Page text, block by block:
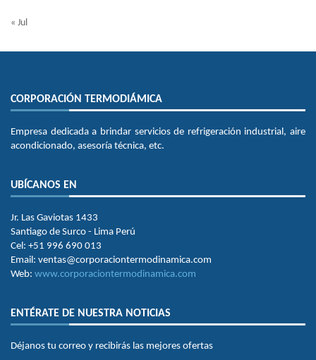
« Jul
CORPORACIÓN TERMODIÁMICA
Empresa dedicada a brindar servicios de refrigeración industrial, aire
acondicionado, asesoría técnica, etc.
UBÍCANOS EN
Jr. Las Gaviotas 1433
Santiago de Surco - Lima Perú
Cel: +51 996 690 013
Email: ventas@corporaciontermodinamica.com
Web: www.corporaciontermodinamica.com
ENTÉRATE DE NUESTRA NOTICIAS
Déjanos tu correo y recibirás las mejores ofertas